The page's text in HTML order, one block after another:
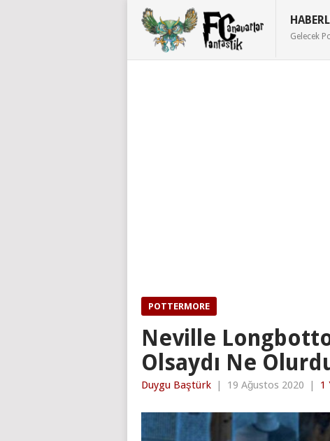
Gelecek
POTTERMORE
Neville
Olsaydı Ne
Duygu Baştürk | 19 Ağustos 2020 | 1